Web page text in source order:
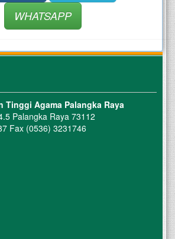
WHATSAPP
Tinggi Agama Palangka Raya
Palangka Raya 73112
Fax (0536) 3231746